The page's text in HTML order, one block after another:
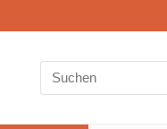
Search
for: